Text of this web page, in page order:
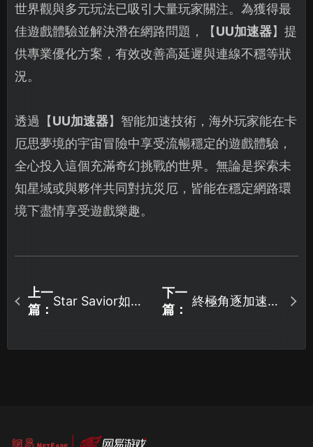
世界觀與多元玩法已吸引大量玩家關注。為獲得最
佳遊戲體驗並解決潛在網路問題，【UU加速器】提
供專業優化方案，有效改善高延遲與連線不穩等狀
況。
透過【UU加速器】智能加速技術，海外玩家能在卡
厄思夢境的宇宙冒險中享受流暢穩定的遊戲體驗，
全心投入這個充滿奇幻挑戰的世界。無論是探索未
知星域或與夥伴共同對抗災厄，皆能在穩定網路環
境下盡情享受遊戲樂趣。
上一
篇：
Star Savior如何
南！
下一
篇：
終極角逐加速器